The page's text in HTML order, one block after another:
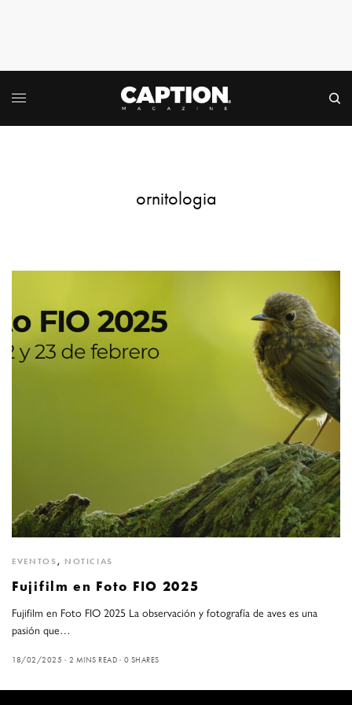
ornitologia
EVENTOS , NOTICIAS
Fujifilm en Foto FIO 2025
Fujifilm en Foto FIO 2025 La observación y fotografía de aves es una
pasión que…
18/02/2025 2 MINS READ 0 SHARES